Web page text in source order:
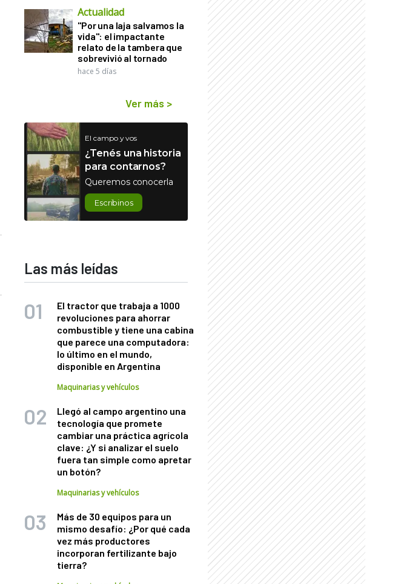
Actualidad
"Por una laja salvamos la
vida": el impactante
relato de la tambera que
sobrevivió al tornado
hace 5 días
Ver más >
El campo y vos
¿Tenés una historia
para contarnos?
Queremos conocerla
Escribinos
Las más leídas
El tractor que trabaja a 1000
revoluciones para ahorrar
combustible y tiene una cabina
que parece una computadora:
lo último en el mundo,
disponible en Argentina
Maquinarias y vehículos
Llegó al campo argentino una
tecnología que promete
cambiar una práctica agrícola
clave: ¿Y si analizar el suelo
fuera tan simple como apretar
un botón?
Maquinarias y vehículos
Más de 30 equipos para un
mismo desafío: ¿Por qué cada
vez más productores
incorporan fertilizante bajo
tierra?